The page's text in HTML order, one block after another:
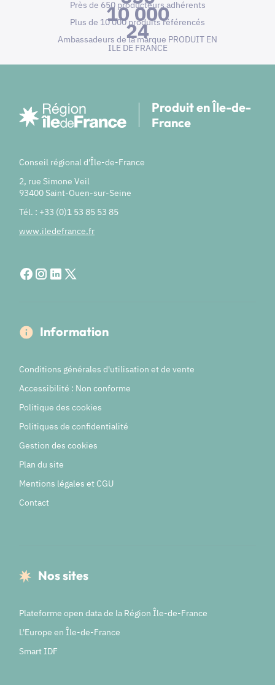
Près de 650 producteurs adhérents
10 000
Plus de 10 000 produits référencés
24
Ambassadeurs de la marque PRODUIT EN
ILE DE FRANCE
Produit en Île-de-
France
Conseil régional d'Île-de-France
2, rue Simone Veil
93400 Saint-Ouen-sur-Seine
Tél. : +33 (0)1 53 85 53 85
www.iledefrance.fr
Information
Conditions générales d'utilisation et de vente
Accessibilité : Non conforme
Politique des cookies
Politiques de confidentialité
Gestion des cookies
Plan du site
Mentions légales et CGU
Contact
Nos sites
Plateforme open data de la Région Île-de-France
L'Europe en Île-de-France
Smart IDF